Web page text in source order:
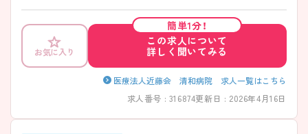
方もご活躍されています♪ また院内研修や院外研修も充実しており、①
看護研究エキスパート公開講座、②新人看護職離職防止研修、③新人看護
師研修 など様々な研修に参加することが可能ですのでキャリアップし
たい方にもおすすめです！ ご興味ある方には、面接対策ポイントなど、詳
細をお話しいたしますのでお気軽にご相談ください。
お気に入り
簡単1分！
この求人について
詳しく聞いてみる
医療法人近藤会 清和病院 求人一覧はこちら
求人番号 : 316874更新日 : 2026年4月16日